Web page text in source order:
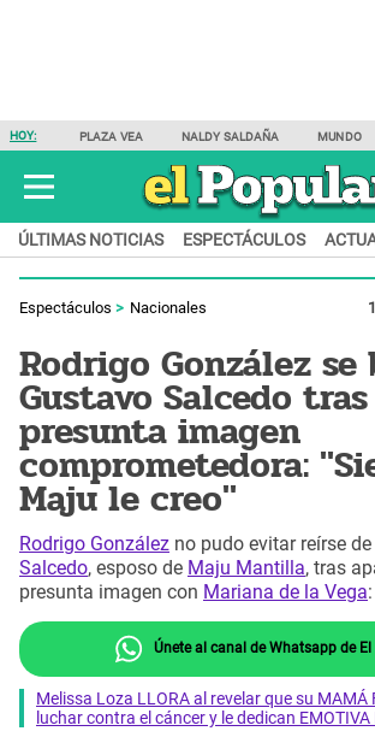
HOY: PLAZA VEA NALDY SALDAÑA MUNDO
ÚLTIMAS NOTICIAS ESPECTÁCULOS
Espectáculos Nacionales
Rodrigo González
Gustavo Salcedo tras
presunta imagen
comprometedora:
Maju le creo"
Rodrigo González no pudo evitar reírse de
Salcedo, esposo de Maju Mantilla, tras
presunta imagen con Mariana de la Vega
Únete al canal de Whatsapp de
Melissa Loza LLORA al revelar que su MAMÁ
luchar contra el cáncer y le dedican EMOTIVA